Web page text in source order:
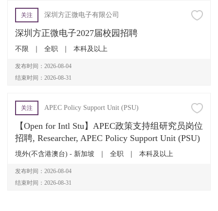
关注 深圳方正微电子有限公司
深圳方正微电子2027届校园招聘
不限 全职 本科及以上
发布时间：2026-08-04
结束时间：2026-08-31
关注 APEC Policy Support Unit (PSU)
【Open for Intl Stu】APEC政策支持组研究员岗位
招聘, Researcher, APEC Policy Support Unit (PSU)
境外(不含港澳台) - 新加坡 全职 本科及以上
发布时间：2026-08-04
结束时间：2026-08-31